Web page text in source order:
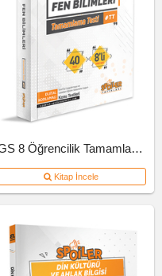
LGS 8 Öğrencilik Tamamlama Testi Fen Bilimleri
Kitap İncele